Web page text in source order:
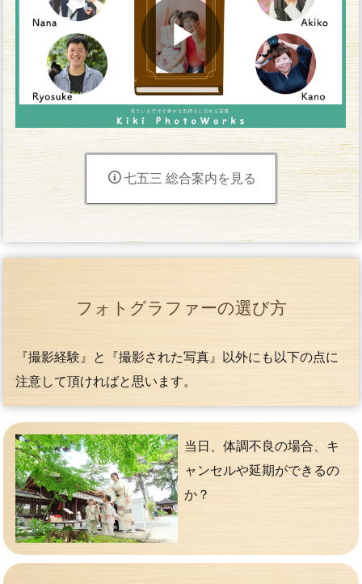
七五三 総合案内を見る
フォトグラファーの選び方
『撮影経験』と『撮影された写真』以外にも以下の点に
注意して頂ければと思います。
当日、体調不良の場合、キ
ャンセルや延期ができるの
か？